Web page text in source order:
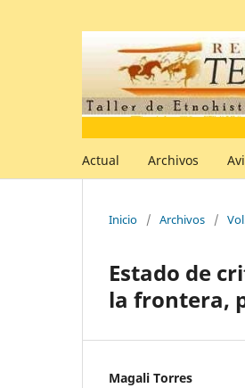
Actual Archivos
Inicio / Archivos /
Estado de
la frontera,
Magali Torres